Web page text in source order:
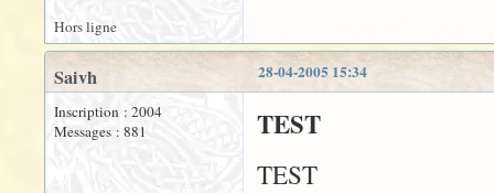
Hors ligne
28-04-2005 15:34
Saivh
Inscription : 2004
Messages : 881
TEST
TEST